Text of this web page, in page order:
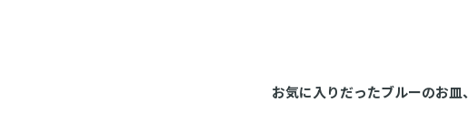
お気に入りだったブルーのお皿